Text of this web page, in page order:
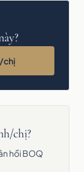
chị
chị?
hồi BOQ